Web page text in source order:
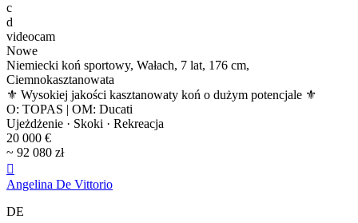
c
d
videocam
Nowe
Niemiecki koń sportowy, Wałach, 7 lat, 176 cm,
Ciemnokasztanowata
⚜️ Wysokiej jakości kasztanowaty koń o dużym potencjale ⚜️
O: TOPAS | OM: Ducati
Ujeżdżenie · Skoki · Rekreacja
20 000 €
~ 92 080 zł

Angelina De Vittorio
DE